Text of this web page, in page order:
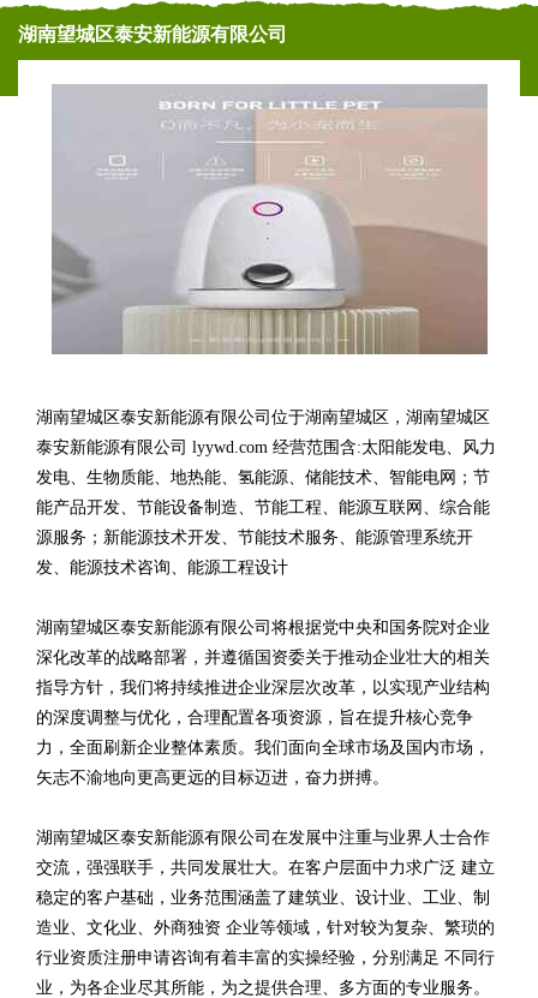
湖南望城区泰安新能源有限公司
湖南望城区泰安新能源有限公司位于湖南望城区，湖南望城区
泰安新能源有限公司 lyywd.com 经营范围含:太阳能发电、风力
发电、生物质能、地热能、氢能源、储能技术、智能电网；节
能产品开发、节能设备制造、节能工程、能源互联网、综合能
源服务；新能源技术开发、节能技术服务、能源管理系统开
发、能源技术咨询、能源工程设计
湖南望城区泰安新能源有限公司将根据党中央和国务院对企业
深化改革的战略部署，并遵循国资委关于推动企业壮大的相关
指导方针，我们将持续推进企业深层次改革，以实现产业结构
的深度调整与优化，合理配置各项资源，旨在提升核心竞争
力，全面刷新企业整体素质。我们面向全球市场及国内市场，
矢志不渝地向更高更远的目标迈进，奋力拼搏。
湖南望城区泰安新能源有限公司在发展中注重与业界人士合作
交流，强强联手，共同发展壮大。在客户层面中力求广泛 建立
稳定的客户基础，业务范围涵盖了建筑业、设计业、工业、制
造业、文化业、外商独资 企业等领域，针对较为复杂、繁琐的
行业资质注册申请咨询有着丰富的实操经验，分别满足 不同行
业，为各企业尽其所能，为之提供合理、多方面的专业服务。